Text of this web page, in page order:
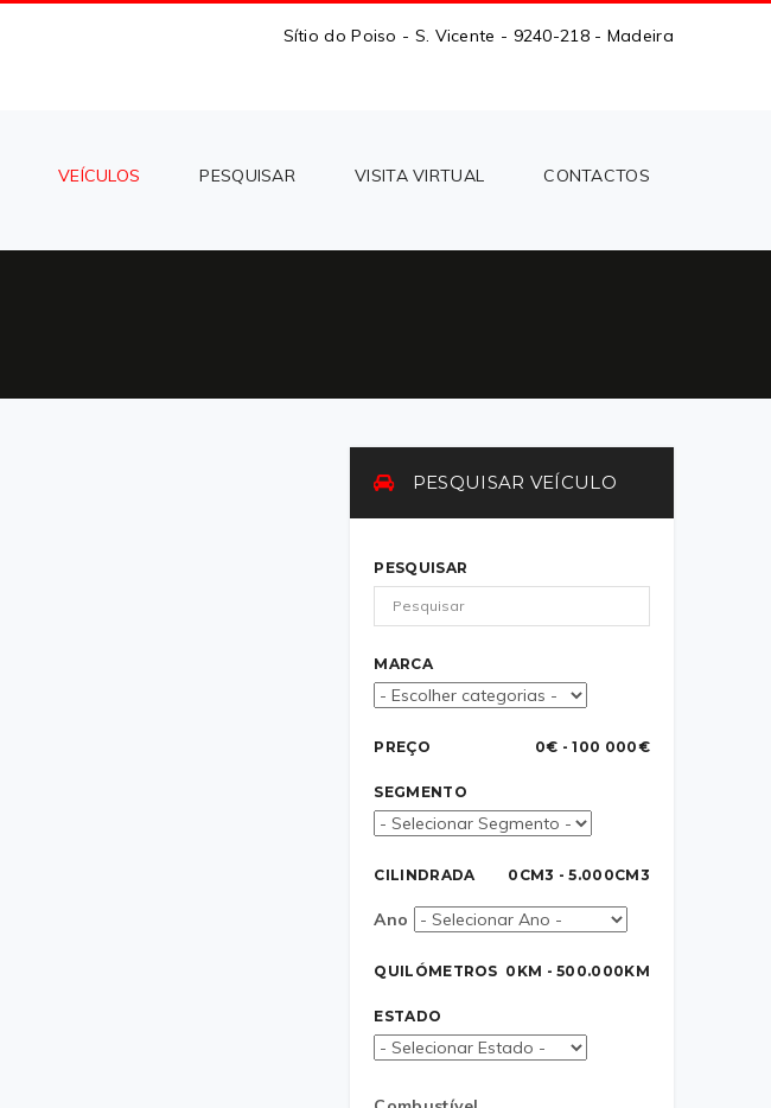
Sítio do Poiso - S. Vicente - 9240-218 - Madeira
VEÍCULOS PESQUISAR VISITA VIRTUAL CONTACTOS
PESQUISAR VEÍCULO
PESQUISAR
MARCA
PREÇO 0€ - 100 000€
SEGMENTO
CILINDRADA 0CM3 - 5.000CM3
Ano
QUILÓMETROS 0KM - 500.000KM
ESTADO